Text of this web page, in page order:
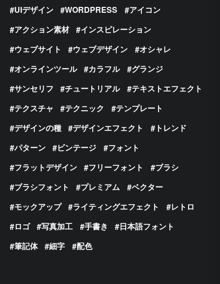
UIデザイン
WORDPRESS
アイコン
アクション素材
インスピレーション
ウェブサイト
ウェブデザイン
オシャレ
オンラインツール
カラフル
グランジ
サンセリフ
チュートリアル
テキストエフェクト
テクスチャ
テクニック
テンプレート
デザインの種
デザインエフェクト
トレンド
パターン
ビンテージ
フォント
フラットデザイン
フリーフォント
ブラシ
ブラシフォント
プレミアム
ベクター
モックアップ
ライティングエフェクト
レトロ
ロゴ
写真加工 手書き
日本語フォント
筆記体
細字 配色